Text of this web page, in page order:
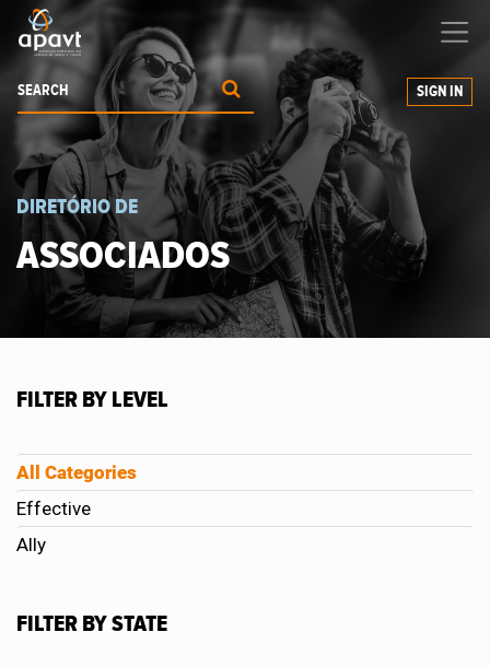
grow your business
SIGN IN
DIRETÓRIO DE
ASSOCIADOS
FILTER BY LEVEL
All Categories
Effective
Ally
FILTER BY STATE